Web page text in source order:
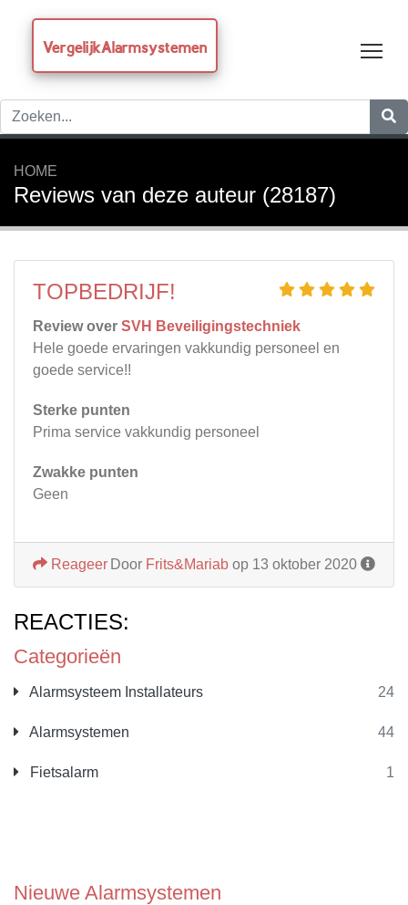
VergelijkAlarmsystemen
HOME
Reviews van deze auteur (28187)
Categorieën
Alarmsysteem Installateurs 24
Alarmsystemen 44
Fietsalarm 1
Nieuwe Alarmsystemen
TOPBEDRIJF!
Review over SVH Beveiligingstechniek
Hele goede ervaringen vakkundig personeel en
goede service!!
Sterke punten
Prima service vakkundig personeel
Zwakke punten
Geen
Door Frits&Mariab op 13 oktober 2020
Reageer
REACTIES: